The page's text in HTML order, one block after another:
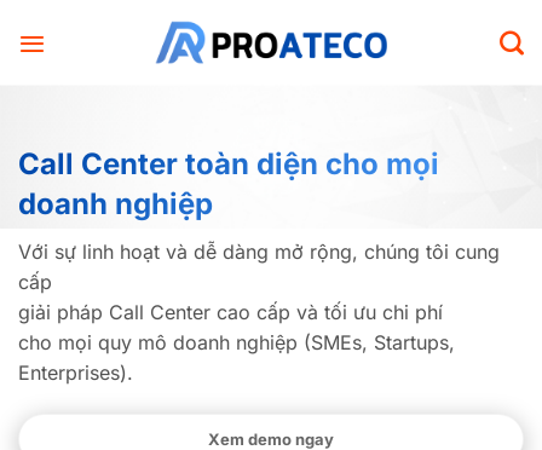
qua
Call Center toàn diện cho mọi
doanh nghiệp
Với sự linh hoạt và dễ dàng mở rộng, chúng tôi cung
cấp
giải pháp Call Center cao cấp và tối ưu chi phí
cho mọi quy mô doanh nghiệp (SMEs, Startups,
Enterprises).
Xem demo ngay